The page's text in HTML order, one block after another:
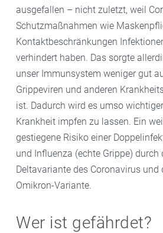
ausgefallen – nicht zuletzt, weil
Schutzmaßnahmen wie
Kontaktbeschränkungen
verhindert haben. Das sorgte
unser Immunsystem weniger gut
Grippeviren und anderen
ist. Dadurch wird es umso
Krankheit impfen zu lassen. Ein
gestiegene Risiko einer
und Influenza (echte Grippe) durch
Deltavariante des Coronavirus und
Omikron-Variante.
Wer ist gefährdet?